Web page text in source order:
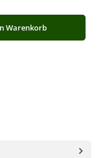
ein oder benutze die
Warenkorb